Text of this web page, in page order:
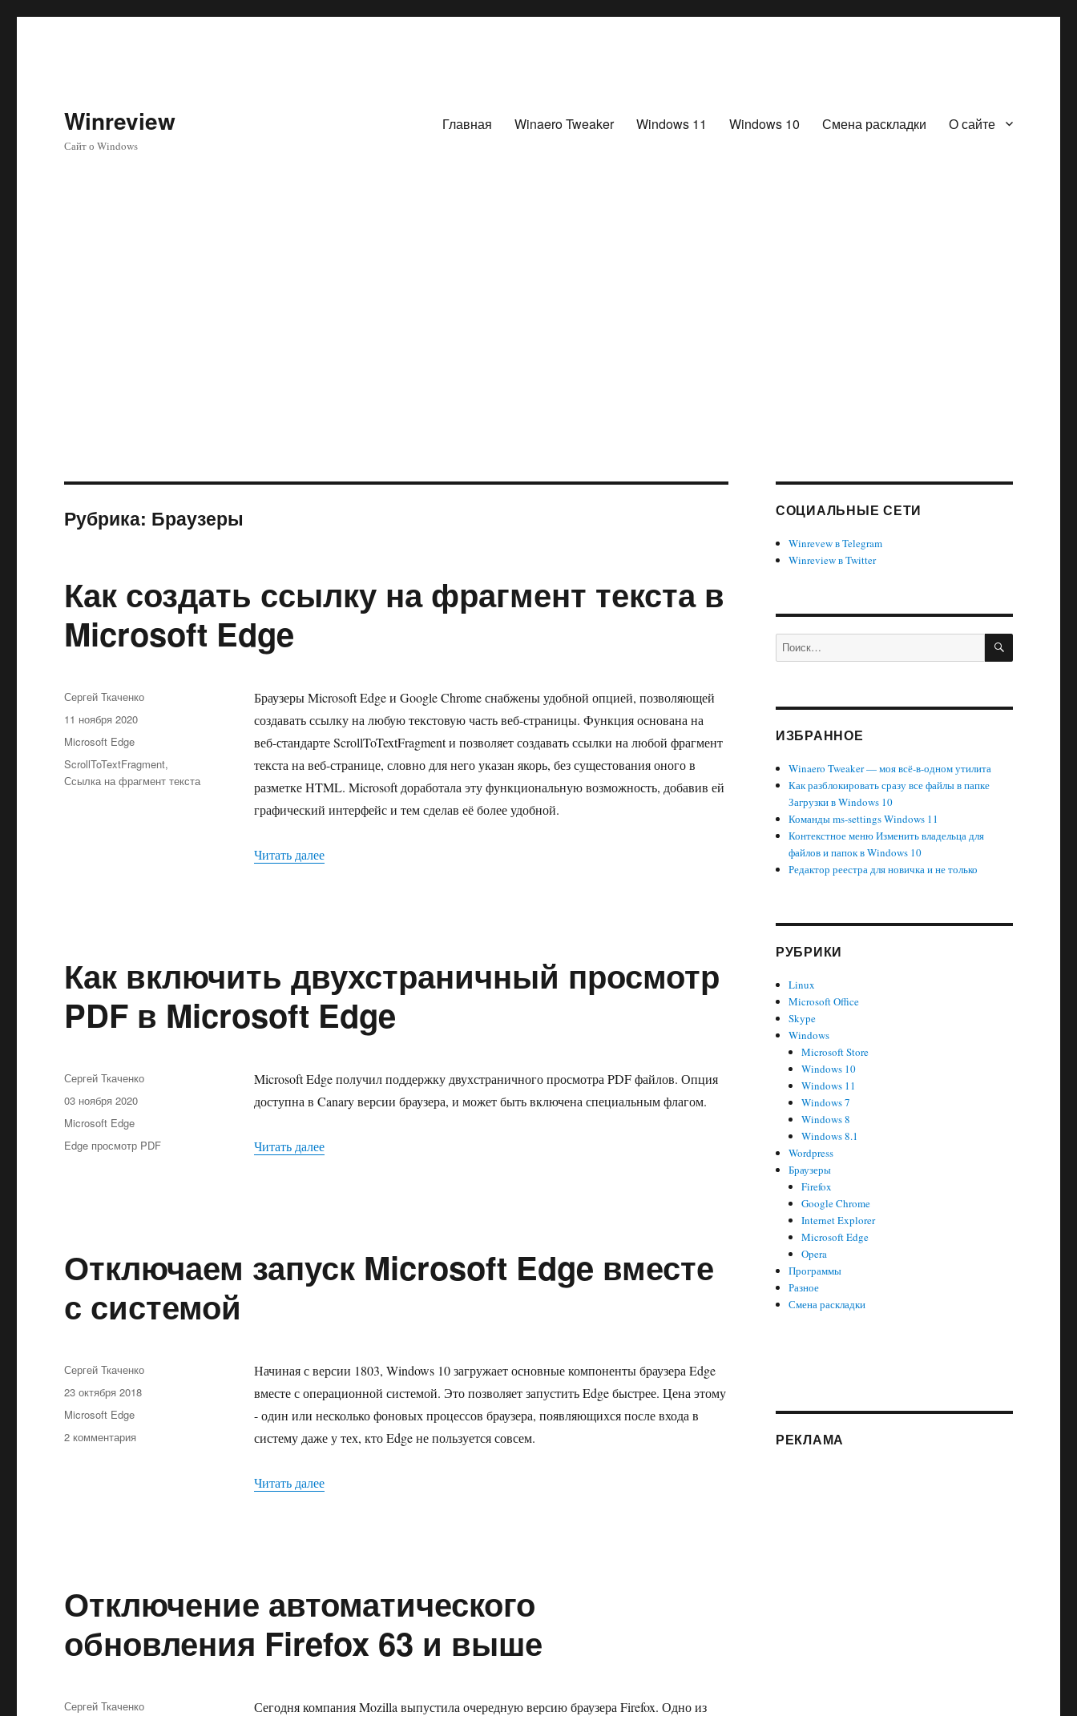
Winreview
Сайт о Windows
Главная Winaero Tweaker Windows 11 Windows 10 Смена раскладки О сайте
Рубрика: Браузеры
Как создать ссылку на фрагмент текста в
Microsoft Edge
Браузеры Microsoft Edge и Google Chrome снабжены удобной опцией, позволяющей
создавать ссылку на любую текстовую часть веб-страницы. Функция основана на
веб-стандарте ScrollToTextFragment и позволяет создавать ссылки на любой фрагмент
текста на веб-странице, словно для него указан якорь, без сущестования оного в
разметке HTML. Microsoft доработала эту функциональную возможность, добавив ей
графический интерфейс и тем сделав её более удобной.
Читать далее«Как создать ссылку на фрагмент текста в Microsoft Edge»
Автор
Сергей Ткаченко
Опубликовано
11 ноября 2020
Рубрики
Microsoft Edge
Метки
ScrollToTextFragment,
Ссылка на фрагмент текста
Как включить двухстраничный просмотр
PDF в Microsoft Edge
Microsoft Edge получил поддержку двухстраничного просмотра PDF файлов. Опция
доступна в Canary версии браузера, и может быть включена специальным флагом.
Читать далее«Как включить двухстраничный просмотр PDF в Microsoft Edge»
Автор
Сергей Ткаченко
Опубликовано
03 ноября 2020
Рубрики
Microsoft Edge
Метки
Edge просмотр PDF
Отключаем запуск Microsoft Edge вместе
с системой
Начиная с версии 1803, Windows 10 загружает основные компоненты браузера Edge
вместе с операционной системой. Это позволяет запустить Edge быстрее. Цена этому
- один или несколько фоновых процессов браузера, появляющихся после входа в
систему даже у тех, кто Edge не пользуется совсем.
Читать далее«Отключаем запуск Microsoft Edge вместе с системой»
Автор
Сергей Ткаченко
Опубликовано
23 октября 2018
Рубрики
Microsoft Edge
2 комментария
Отключение автоматического
обновления Firefox 63 и выше
Сегодня компания Mozilla выпустила очередную версию браузера Firefox. Одно из
Автор
Сергей Ткаченко
СОЦИАЛЬНЫЕ СЕТИ
Winrevew в Telegram
Winreview в Twitter
Искать: ПОИСК
ИЗБРАННОЕ
Winaero Tweaker — моя всё-в-одном утилита
Как разблокировать сразу все файлы в папке
Загрузки в Windows 10
Команды ms-settings Windows 11
Контекстное меню Изменить владельца для
файлов и папок в Windows 10
Редактор реестра для новичка и не только
РУБРИКИ
Linux
Microsoft Office
Skype
Windows
Microsoft Store
Windows 10
Windows 11
Windows 7
Windows 8
Windows 8.1
Wordpress
Браузеры
Firefox
Google Chrome
Internet Explorer
Microsoft Edge
Opera
Программы
Разное
Смена раскладки
РЕКЛАМА